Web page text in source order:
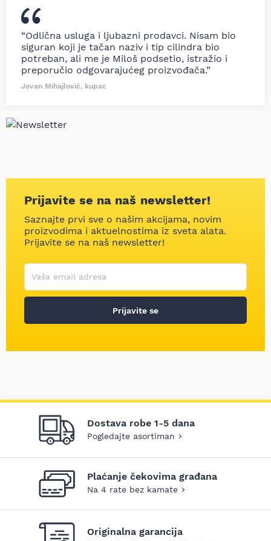
“Odlična usluga i ljubazni prodavci. Nisam bio
siguran koji je tačan naziv i tip cilindra bio
potreban, ali me je Miloš podsetio, istražio i
preporučio odgovarajućeg proizvođača.”
Jovan Mihajlović, kupac
Prijavite se na naš newsletter!
Saznajte prvi sve o našim akcijama, novim
proizvodima i aktuelnostima iz sveta alata.
Prijavite se na naš newsletter!
Korisničko ime
Vaša email adresa
Prijavite se
Dostava robe 1-5 dana
Pogledajte asortiman
Plaćanje čekovima građana
Na 4 rate bez kamate
Originalna garancija